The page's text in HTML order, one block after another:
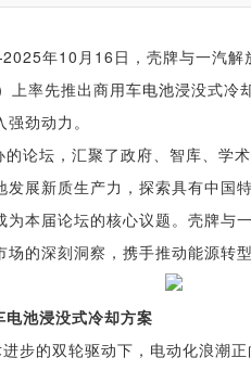
年10月16日，壳牌与一汽解
上率先推出商用车电池浸没式冷
劲动力。
论坛，汇聚了政府、智库、学
展新质生产力，探索具有中国
本届论坛的核心议题。壳牌与
的深刻洞察，携手推动能源转
池浸没式冷却方案
步的双轮驱动下，电动化浪潮